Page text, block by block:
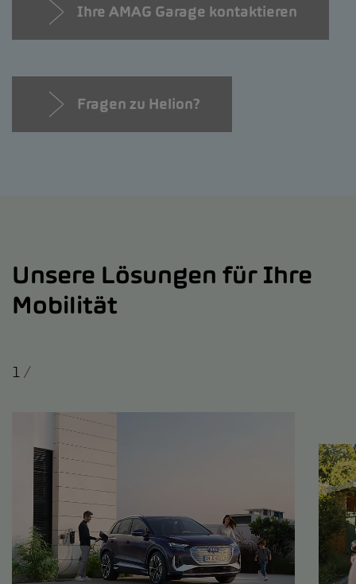
Ihre AMAG Garage kontaktieren
Fragen zu Helion?
Unsere Lösungen für Ihre
Mobilität
1 /